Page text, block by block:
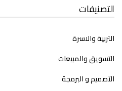
التصنيفات
التربية والاسرة
التسويق والمبيعات
التصميم و البرمجة